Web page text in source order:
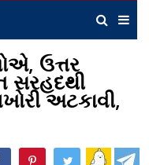
ઉત્તર
સરહદથી
અટકાવી,